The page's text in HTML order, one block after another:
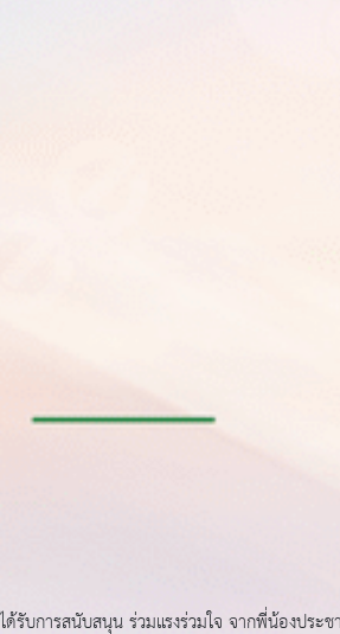
รับการสนับสนุน ร่วมแรงร่วมใจ จากพี่น้องป